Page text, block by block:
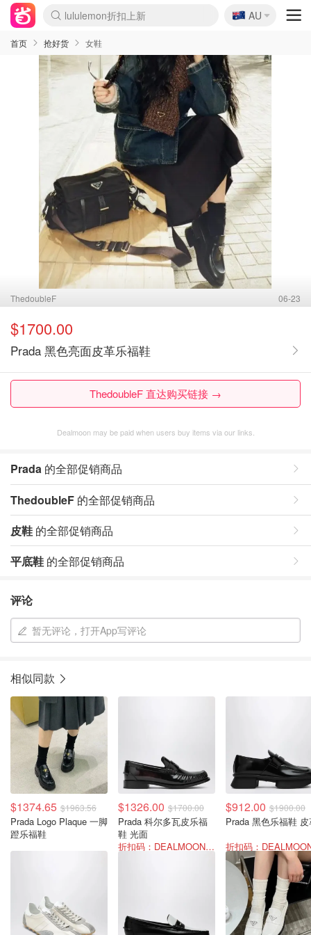
lululemon折扣上新
Sasa美妆护肤3.5折
SSENSE年中3折
FreshBeauty好价汇总
Cettire降价+叠9折
Farfetch折上8折
WWS Coles超市实拍
viagogo二手票捡漏
Myer超级周末1折
The Outnet奢牌1折起
David Jones 3折起
Flannels大牌1折
Perfumes Club护肤1折
AMIRO返校季6.2折
Oweek抽奖送Airpods
Amazon折扣汇总
eToro入金$200送$50
Amazon数码好物
ICONIC本周7.5折
ThedoubleF高奢地板价
Moose Knuckles 6折
丝芙兰5折起
EUFY官网3.7折起
Selenichast首饰2折
Trip机票酒店促销
YSL送5件彩妆礼
Amazon家居好物
BIGBANG巡演开票
David Jones时尚3折
Amazon美妆护肤
雅漾大喷$8
过敏原检测盒$33
伊索独家赠50ml沐浴露
科颜氏清仓3折
SEALIFE海洋馆门票6折
丝塔芙大白罐$16
订阅Newsletter送香薰
Cult Beauty 6.8折
Harrods圣诞日历2.3折
LN-CC奢牌私促3折
d'Alba空姐喷雾$16
EVE LOM套装逆天2折
Bernardelli独家4折
Adore Beauty 6折起
CT圣诞日历
Mytheresa奢品2.7折
Luxury Escapes 9折
Currentbody美容仪9折
MOON Garden Live
ALLSAINTS美衣3折
Roborock扫地机3.7折
Tingo Life水杯$24
Valentino官网5折
CR洗发护发6.3折
修丽可套装7.4折
Myer彩妆2件7折
GANNI官网4.5折
Stylevana韩妆4折
Tessabit高奢8.5折
🇦🇺
AU
首页 抢好货 女鞋
ThedoubleF 06-23
$1700.00
Prada 黑色亮面皮革乐福鞋
ThedoubleF 直达购买链接 →
Dealmoon may be paid when users buy items via our links.
Prada 的全部促销商品
ThedoubleF 的全部促销商品
皮鞋 的全部促销商品
平底鞋 的全部促销商品
评论
暂无评论，打开App写评论
相似同款
$1374.65 $1963.56
Prada Logo Plaque 一脚
蹬乐福鞋
$1326.00 $1700.00
Prada 科尔多瓦皮乐福
鞋 光面
折扣码：DEALMOON-SUM22
$912.00 $1900.00
Prada 黑色乐福鞋